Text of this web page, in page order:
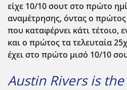
είχε 10/10 σουτ στο πρώτο
αναμέτρησης, όντας ο
που καταφέρνει κάτι τέτοιο,
και ο πρώτος τα τελευταία
έχει στο πρώτο μισό 10/10
Austin Rivers is